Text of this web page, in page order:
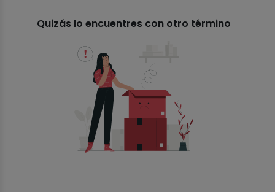
Quizás lo encuentres con otro término